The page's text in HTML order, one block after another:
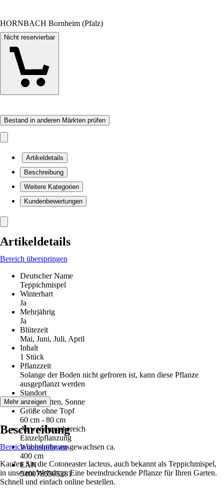
HORNBACH Bornheim (Pfalz)
Nicht reservierbar
Bestand in anderen Märkten prüfen
Artikeldetails
Beschreibung
Weitere Kategorien
Kundenbewertungen
Artikeldetails
Bereich überspringen
Deutscher Name
Teppichmispel
Winterhart
Ja
Mehrjährig
Ja
Blütezeit
Mai, Juni, Juli, April
Inhalt
1 Stück
Pflanzzeit
Solange der Boden nicht gefroren ist, kann diese Pflanze
ausgepflanzt werden
Standort
Halbschatten, Sonne
Größe ohne Topf
60 cm - 80 cm
Anwendungsbereich
Einzelpflanzung
Wuchshöhe ausgewachsen ca.
400 cm
EAN
5400785505281
Mehr anzeigen
Beschreibung
Bereich überspringen
Kaufen Sie die Cotoneaster lacteus, auch bekannt als Teppichmispel,
in unserem Webshop. Eine beeindruckende Pflanze für Ihren Garten.
Schnell und einfach online bestellen.